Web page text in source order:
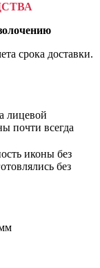
срока доставки.
лицевой
почти всегда
иконы без
без